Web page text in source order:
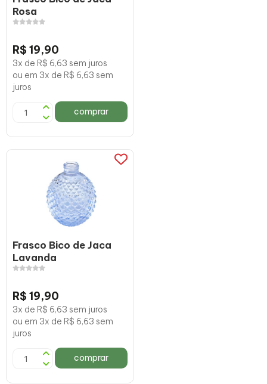
Rosa
R$ 19,90
3x de R$ 6,63 sem juros
ou em 3x de R$ 6,63 sem
juros
comprar
Frasco Bico de Jaca
Lavanda
R$ 19,90
3x de R$ 6,63 sem juros
ou em 3x de R$ 6,63 sem
juros
comprar